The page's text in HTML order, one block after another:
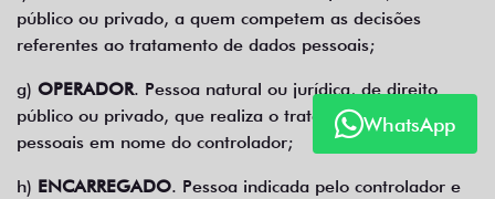
público ou privado, a quem competem as decisões
referentes ao tratamento de dados pessoais;
g) OPERADOR. Pessoa natural ou jurídica, de direito
público ou privado, que realiza o tratamento de dados
pessoais em nome do controlador;
h) ENCARREGADO. Pessoa indicada pelo controlador e
WhatsApp